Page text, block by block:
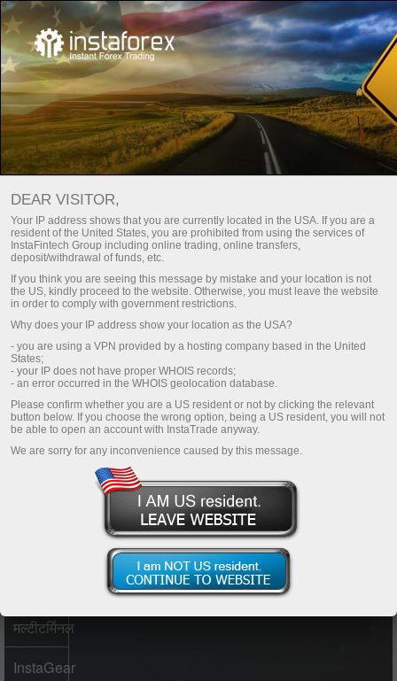
Main व्यापारियों के लिए Trading Conditions व्यापार मंच
व्यापार मंच
प्रत्येक इंस्टाफॉरेक्स क्लाइंट एक ऐसा ट्रेडिंग प्लेटफॉर्म चुनने के लिए स्वतंत्र
है जो वैश्विक वित्तीय बाजारों में व्यापार करने के लिए उसकी जरूरतों को सबसे
अच्छे से पूरा करता है। आज कंपनी कई प्रकार के लोकप्रिय ट्रेडिंग टर्मिनल
प्रदान करती है। इनमें से प्रत्येक ट्रेडिंग प्लेटफॉर्म का लक्ष्य व्यक्तिगत
आवश्यकताओं को पूरा करना है। नीचे आपको पता चलेगा कि कौन सा प्लेटफ़ॉर्म
आपके ट्रेडिंग उद्देश्यों को सबसे अच्छे से पूरा करता है।
Register a personal account
Open trading account
Open demo account
मल्टीटर्मिनल
InstaGear
DEAR VISITOR,
Your IP address shows that you are currently located in the USA. If you are a
resident of the United States, you are prohibited from using the services of
InstaFintech Group including online trading, online transfers,
deposit/withdrawal of funds, etc.
If you think you are seeing this message by mistake and your location is not
the US, kindly proceed to the website. Otherwise, you must leave the website
in order to comply with government restrictions.
Why does your IP address show your location as the USA?
- you are using a VPN provided by a hosting company based in the United
States;
- your IP does not have proper WHOIS records;
- an error occurred in the WHOIS geolocation database.
Please confirm whether you are a US resident or not by clicking the relevant
button below. If you choose the wrong option, being a US resident, you will not
be able to open an account with InstaTrade anyway.
We are sorry for any inconvenience caused by this message.